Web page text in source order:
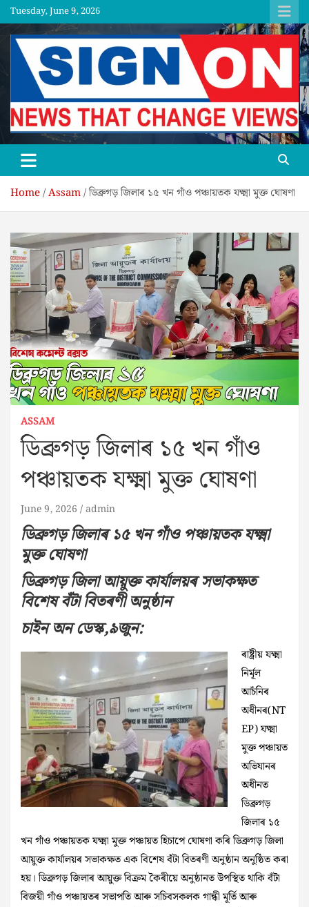
Skip
to
content
Tuesday, June 9, 2026
SGNON
Home Assam ডিব্ৰুগড় জিলাৰ ১৫ খন গাঁও পঞ্চায়তক যক্ষ্মা মুক্ত ঘোষণা
ASSAM
ডিব্ৰুগড় জিলাৰ ১৫ খন গাঁও
পঞ্চায়তক যক্ষ্মা মুক্ত ঘোষণা
June 9, 2026 admin
ডিব্ৰুগড় জিলাৰ ১৫ খন গাঁও পঞ্চায়তক যক্ষ্মা
মুক্ত ঘোষণা
ডিব্ৰুগড় জিলা আয়ুক্ত কাৰ্যালয়ৰ সভাকক্ষত
বিশেষ বঁটা বিতৰণী অনুষ্ঠান
চাইন অন ডেস্ক,৯জুন:
ৰাষ্ট্ৰীয় যক্ষ্মা
নিৰ্মূল
আচঁনিৰ
অধীনৰ(NT
EP) যক্ষ্মা
মুক্ত পঞ্চায়ত
অভিযানৰ
অধীনত
ডিব্ৰুগড়
জিলাৰ ১৫
খন গাঁও পঞ্চায়তক যক্ষ্মা মুক্ত পঞ্চায়ত হিচাপে ঘোষণা কৰি ডিব্ৰুগড় জিলা
আয়ুক্ত কাৰ্যালয়ৰ সভাকক্ষত এক বিশেষ বঁটা বিতৰণী অনুষ্ঠান অনুষ্ঠিত কৰা
হয়। ডিব্ৰুগড় জিলাৰ আয়ুক্ত বিক্ৰম কৈৰীয়ে অনুষ্ঠানত উপস্থিত থাকি বঁটা
বিজয়ী গাঁও পঞ্চায়তৰ সভাপতি আৰু সচিবসকলক গান্ধী মূৰ্তি আৰু